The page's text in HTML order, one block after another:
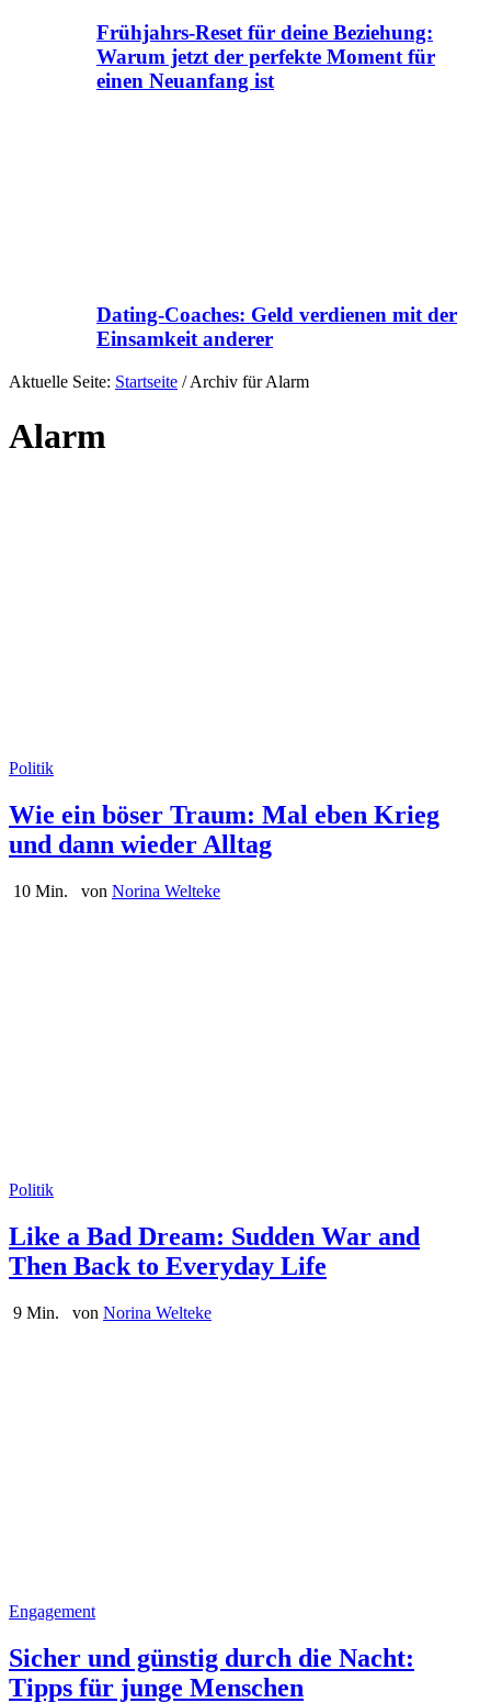
Frühjahrs-Reset für deine Beziehung:
Warum jetzt der perfekte Moment für
einen Neuanfang ist
Dating-Coaches: Geld verdienen mit der
Einsamkeit anderer
Aktuelle Seite: Startseite /Archiv für Alarm
Alarm
Politik
Wie ein böser Traum: Mal eben Krieg
und dann wieder Alltag
10 Min. von Norina Welteke
Politik
Like a Bad Dream: Sudden War and
Then Back to Everyday Life
9 Min. von Norina Welteke
Engagement
Sicher und günstig durch die Nacht:
Tipps für junge Menschen